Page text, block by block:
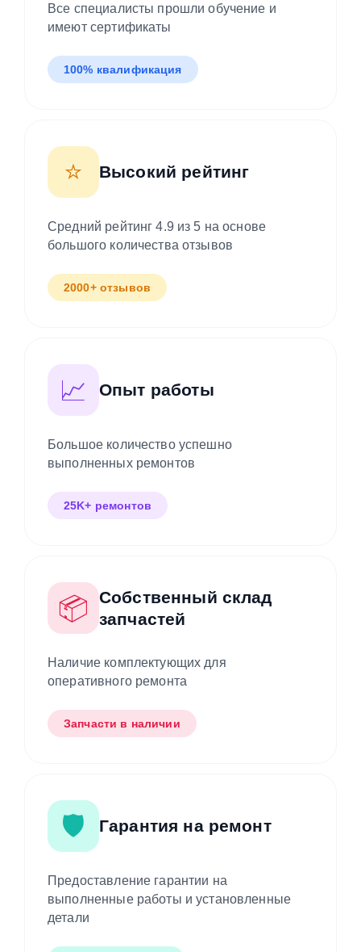
Все специалисты прошли обучение и
имеют сертификаты
100% квалификация
⭐ Высокий рейтинг
Средний рейтинг 4.9 из 5 на основе
большого количества отзывов
2000+ отзывов
📈 Опыт работы
Большое количество успешно
выполненных ремонтов
25K+ ремонтов
📦
Собственный склад
запчастей
Наличие комплектующих для
оперативного ремонта
Запчасти в наличии
🛡️ Гарантия на ремонт
Предоставление гарантии на
выполненные работы и установленные
детали